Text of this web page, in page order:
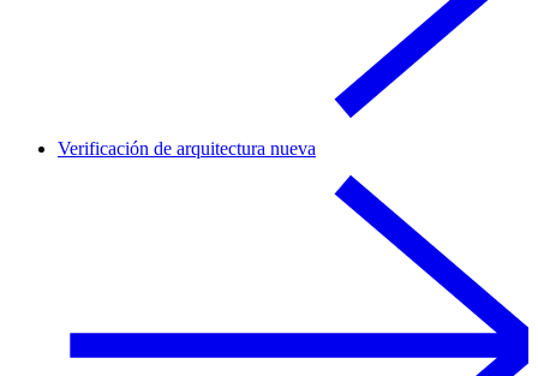
Verificación de arquitectura nueva